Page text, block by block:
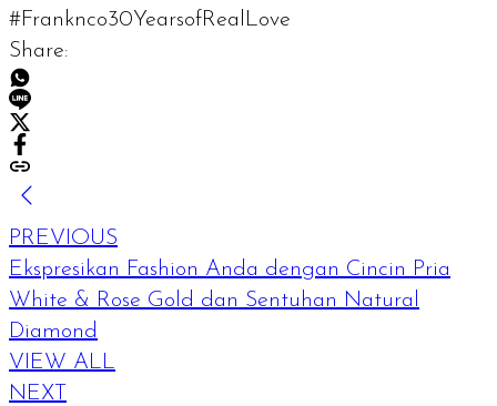
#Franknco30YearsofRealLove
Share:
PREVIOUS
Ekspresikan Fashion Anda dengan Cincin Pria
White & Rose Gold dan Sentuhan Natural
Diamond
VIEW ALL
NEXT